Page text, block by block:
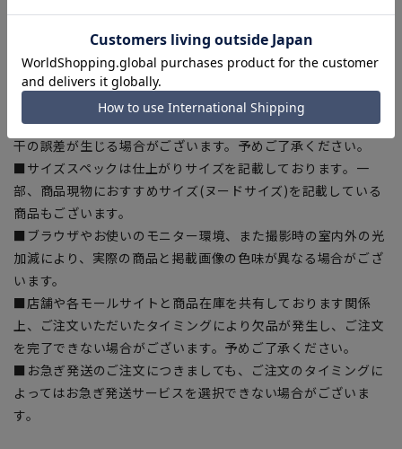
【商品に関するご注意】
■商品画像はサンプルのため、色味やサイズ等の仕様に変更が
ある場合がございますので、予めご了承ください。
■ゆとり感には個人差があります。サイズ表を確認の上、ご購
入の目安としてご利用ください。
■生地や仕様・デザインにより、着用感や実際のサイズ表に若
干の誤差が生じる場合がございます。予めご了承ください。
■サイズスペックは仕上がりサイズを記載しております。一
部、商品現物におすすめサイズ(ヌードサイズ)を記載している
商品もございます。
■ブラウザやお使いのモニター環境、また撮影時の室内外の光
加減により、実際の商品と掲載画像の色味が異なる場合がござ
います。
■店舗や各モールサイトと商品在庫を共有しております関係
上、ご注文いただいたタイミングにより欠品が発生し、ご注文
を完了できない場合がございます。予めご了承ください。
■お急ぎ発送のご注文につきましても、ご注文のタイミングに
よってはお急ぎ発送サービスを選択できない場合がございま
す。